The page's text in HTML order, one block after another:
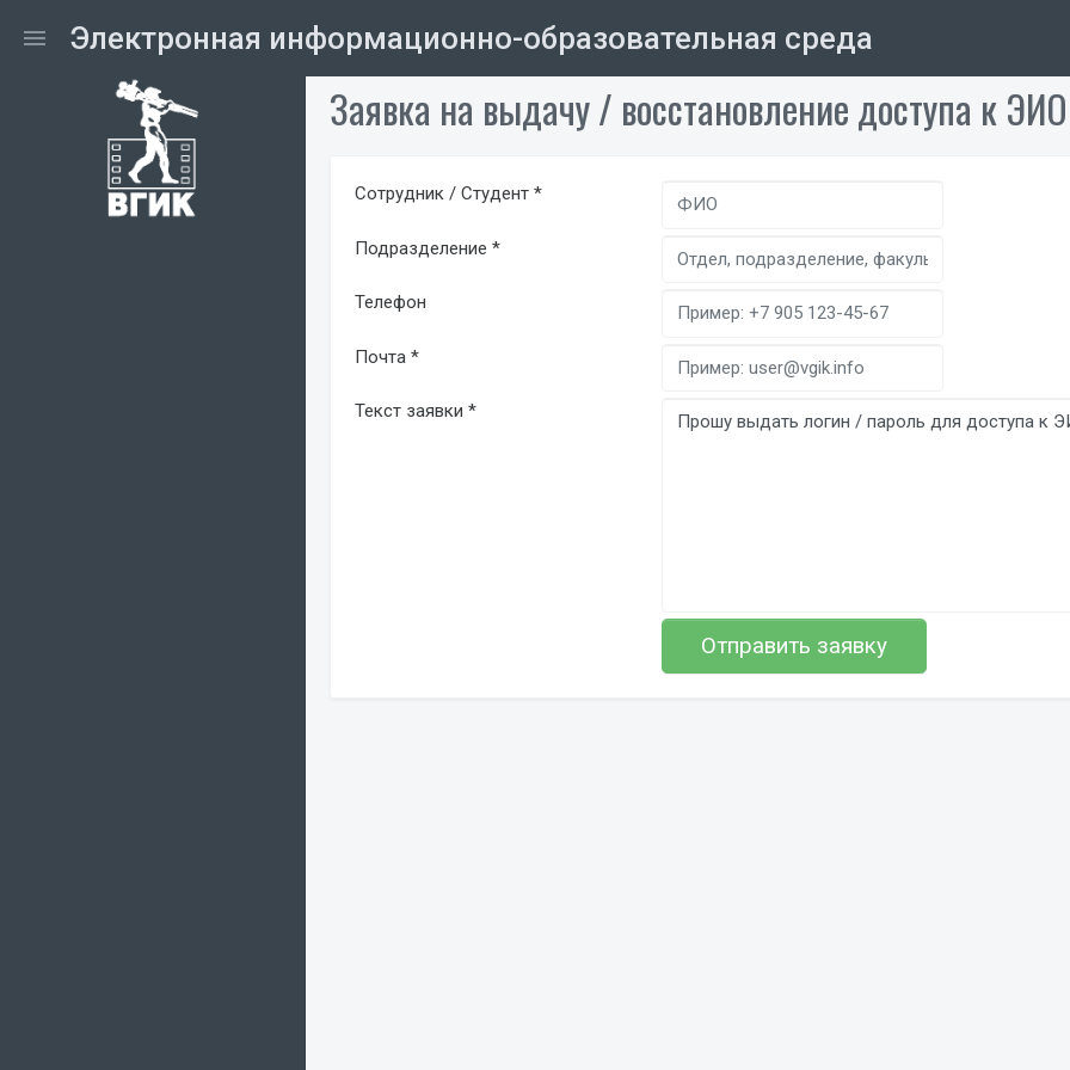
menu Электронная информационно-образовательная среда
Заявка на выдачу / восстановление доступа к
Сотрудник / Студент *
Подразделение *
Телефон
Почта *
Текст заявки *
Отправить заявку